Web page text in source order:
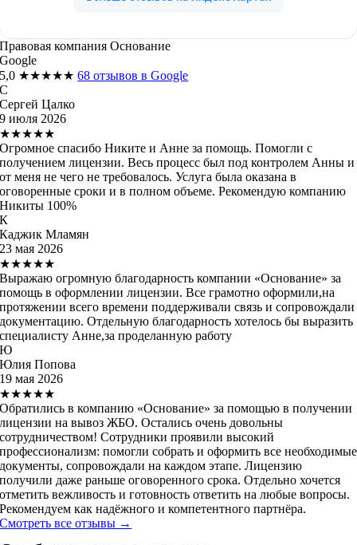
Правовая компания Основание
Google
5,0 ★★★★★68 отзывов в Google
С
Сергей Цалко
9 июля 2026
★★★★★
Огромное спасибо Никите и Анне за помощь. Помогли с
получением лицензии. Весь процесс был под контролем Анны и
от меня не чего не требовалось. Услуга была оказана в
оговоренные сроки и в полном объеме. Рекомендую компанию
Никиты 100%
К
Каджик Мламян
23 мая 2026
★★★★★
Выражаю огромную благодарность компании «Основание» за
помощь в оформлении лицензии. Все грамотно оформили,на
протяжении всего времени поддерживали связь и сопровождали
документацию. Отдельную благодарность хотелось бы выразить
специалисту Анне,за проделанную работу
Ю
Юлия Попова
19 мая 2026
★★★★★
Обратились в компанию «Основание» за помощью в получении
лицензии на вывоз ЖБО. Остались очень довольны
сотрудничеством! Сотрудники проявили высокий
профессионализм: помогли собрать и оформить все необходимые
документы, сопровождали на каждом этапе. Лицензию
получили даже раньше оговоренного срока. Отдельно хочется
отметить вежливость и готовность ответить на любые вопросы.
Рекомендуем как надёжного и компетентного партнёра.
Смотреть все отзывы →